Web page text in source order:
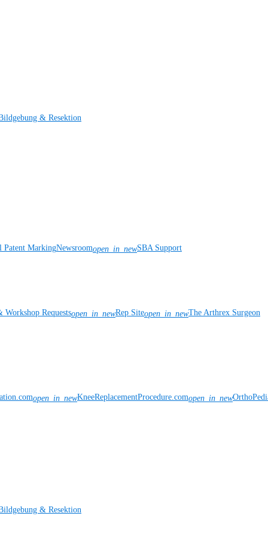
& Resektion
Patent MarkingNewsroomopen_in_newSBA Support
Requestsopen_in_newRep Siteopen_in_newThe Arthrex Surgeon
open_in_newKneeReplacementProcedure.comopen_in_new
& Resektion